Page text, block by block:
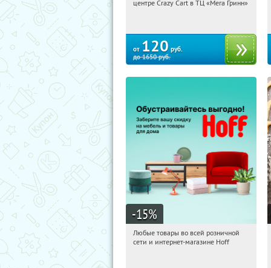
центре Crazy Cart в ТЦ «Мега Гринн»
от 120 руб.
до1650руб.
-15%
01:18:57 Получили:
Любые товары во всей розничной
сети и интернет-магазине Hoff